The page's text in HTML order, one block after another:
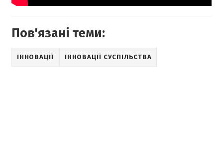
Пов'язані теми:
ІННОВАЦІЇ ІННОВАЦІЇ СУСПІЛЬСТВА